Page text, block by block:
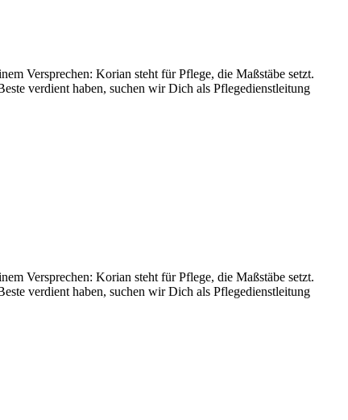
Versprechen: Korian steht für Pflege, die Maßstäbe setzt.
verdient haben, suchen wir Dich als Pflegedienstleitung
Versprechen: Korian steht für Pflege, die Maßstäbe setzt.
verdient haben, suchen wir Dich als Pflegedienstleitung